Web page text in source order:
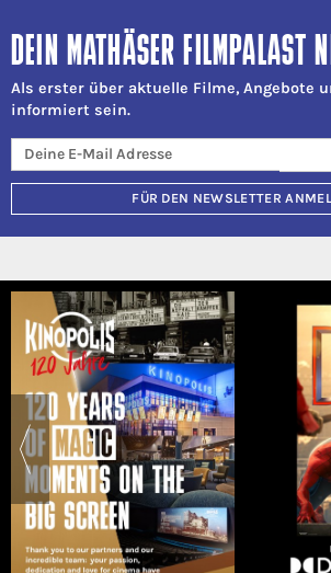
DEIN MATHÄSER FILMPALAST
Als erster über aktuelle Filme, Angebote
informiert sein.
FÜR DEN NEWSLETTER